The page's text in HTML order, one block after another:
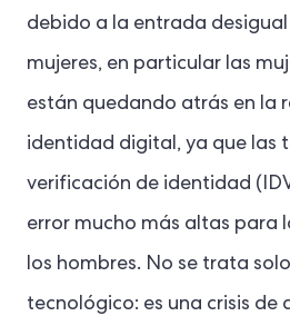
debido a la entrada
mujeres, en particular las
están quedando atrás en la
identidad digital, ya que las
verificación de identidad
error mucho más altas para
los hombres. No se trata
tecnológico: es una crisis de